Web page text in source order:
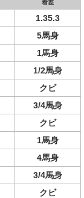
着差
1.35.3
5馬身
1馬身
1/2馬身
クビ
3/4馬身
クビ
1馬身
4馬身
3/4馬身
クビ